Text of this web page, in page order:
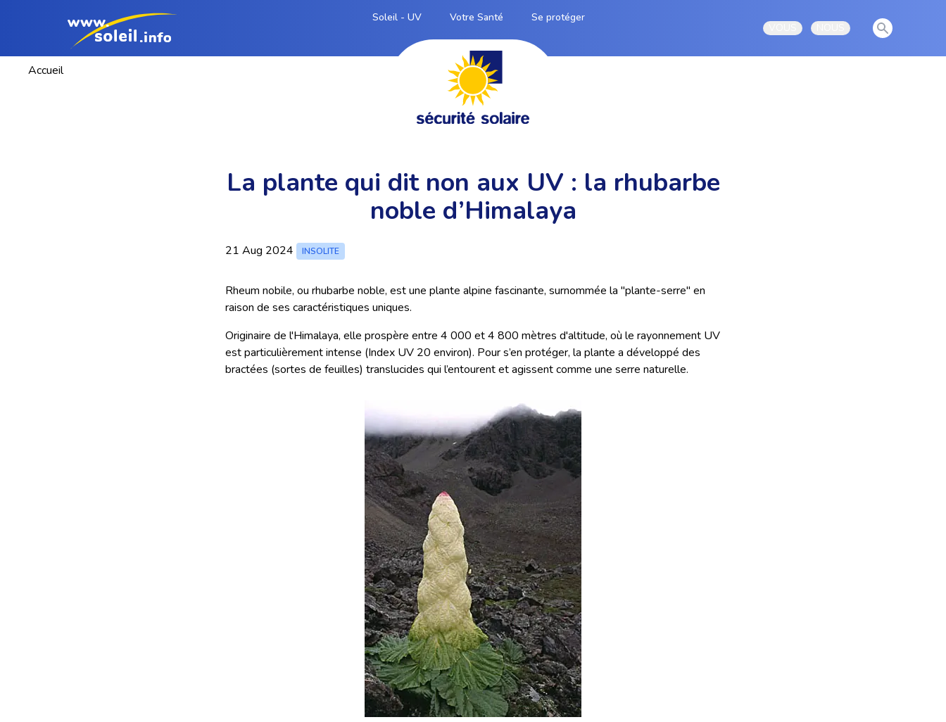
Soleil - UV Votre Santé
Se protéger
Open user menuOpen user menu
View
Accueil
La plante qui dit non aux UV : la rhubarbe
noble d’Himalaya
21 Aug 2024 INSOLITE
Rheum nobile, ou rhubarbe noble, est une plante alpine fascinante, surnommée la "plante-serre" en
raison de ses caractéristiques uniques.
Originaire de l'Himalaya, elle prospère entre 4 000 et 4 800 mètres d'altitude, où le rayonnement UV
est particulièrement intense (Index UV 20 environ). Pour s’en protéger, la plante a développé des
bractées (sortes de feuilles) translucides qui l’entourent et agissent comme une serre naturelle.